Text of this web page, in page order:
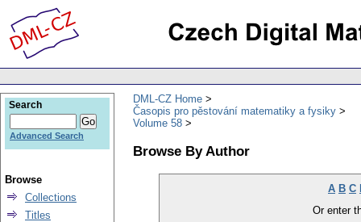
DML-CZ Home
Časopis pro pěstování matematiky a fysiky
Volume 58
Browse By Author
A B C
Or enter
Search
Advanced Search
Browse
Collections
Titles